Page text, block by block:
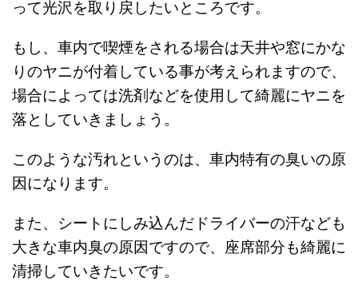
って光沢を取り戻したいところです。
もし、車内で喫煙をされる場合は天井や窓にかな
りのヤニが付着している事が考えられますので、
場合によっては洗剤などを使用して綺麗にヤニを
落としていきましょう。
このような汚れというのは、車内特有の臭いの原
因になります。
また、シートにしみ込んだドライバーの汗なども
大きな車内臭の原因ですので、座席部分も綺麗に
清掃していきたいです。